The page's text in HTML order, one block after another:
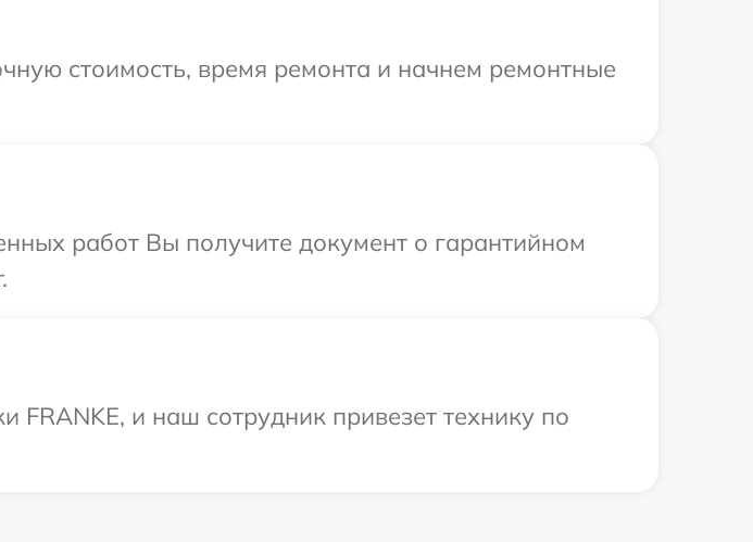
стоимость, время ремонта и начнем ремонтные
работ Вы получите документ о гарантийном
и наш сотрудник привезет технику по